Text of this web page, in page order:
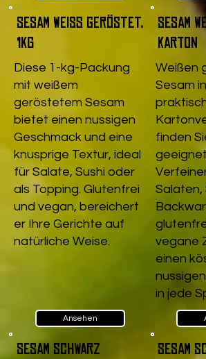
Sesam weiß geröstet,
1kg
Diese 1-kg-Packung
mit weißem
geröstetem Sesam
bietet einen nussigen
Geschmack und eine
knusprige Textur, ideal
für Salate, Sushi oder
als Topping. Glutenfrei
und vegan, bereichert
er Ihre Gerichte auf
natürliche Weise.
Ansehen
Sesam
Karton
Weißen
Sesam
finden
Salaten,
vegane
einen
in jede
Sesam schwarz
Sesam